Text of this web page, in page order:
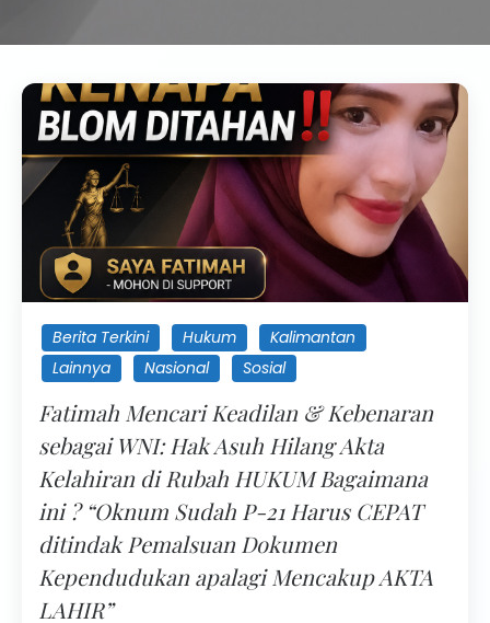
Berita Terkini Hukum
Kalimantan
Lainnya
Nasional Sosial
Fatimah Mencari Keadilan & Kebenaran
sebagai WNI: Hak Asuh Hilang Akta
Kelahiran di Rubah HUKUM Bagaimana
ini ? “Oknum Sudah P-21 Harus CEPAT
ditindak Pemalsuan Dokumen
Kependudukan apalagi Mencakup AKTA
LAHIR”